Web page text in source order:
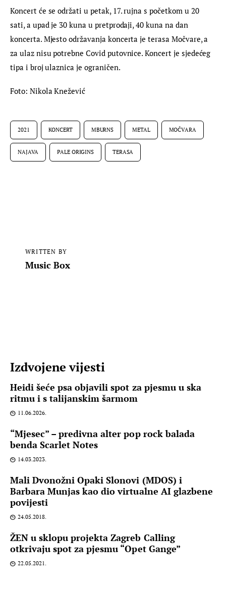
Koncert će se održati u petak, 17. rujna s početkom u 20
sati, a upad je 30 kuna u pretprodaji, 40 kuna na dan
koncerta. Mjesto održavanja koncerta je terasa Močvare, a
za ulaz nisu potrebne Covid putovnice. Koncert je sjedećeg
tipa i broj ulaznica je ograničen.
Foto: Nikola Knežević
2021 KONCERT MBURNS METAL MOČVARA
NAJAVA PALE ORIGINS TERASA
WRITTEN BY
Music Box
Izdvojene vijesti
Heidi šeće psa objavili spot za pjesmu u ska
ritmu i s talijanskim šarmom
11.06.2026.
“Mjesec” – predivna alter pop rock balada
benda Scarlet Notes
14.03.2023.
Mali Dvonožni Opaki Slonovi (MDOS) i
Barbara Munjas kao dio virtualne AI glazbene
povijesti
24.05.2018.
ŽEN u sklopu projekta Zagreb Calling
otkrivaju spot za pjesmu “Opet Gange”
22.05.2021.